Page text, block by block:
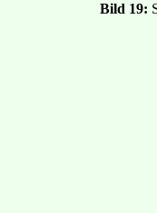
Bild 19: